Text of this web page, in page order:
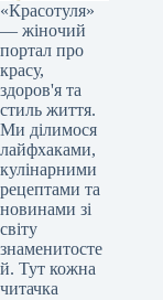
«Красотуля»
— жіночий
портал про
красу,
здоров'я та
стиль життя.
Ми ділимося
лайфхаками,
кулінарними
рецептами та
новинами зі
світу
знаменитосте
й. Тут кожна
читачка